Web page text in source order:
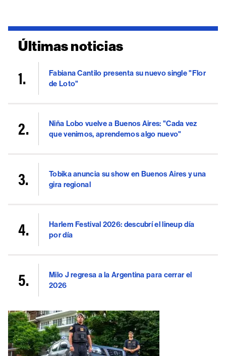
Últimas noticias
Fabiana Cantilo presenta su nuevo single "Flor
de Loto"
Niña Lobo vuelve a Buenos Aires: "Cada vez
que venimos, aprendemos algo nuevo"
Tobika anuncia su show en Buenos Aires y una
gira regional
Harlem Festival 2026: descubrí el lineup día
por día
Milo J regresa a la Argentina para cerrar el
2026